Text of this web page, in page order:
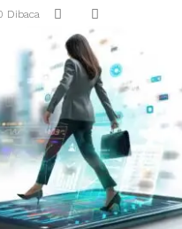
Dibaca